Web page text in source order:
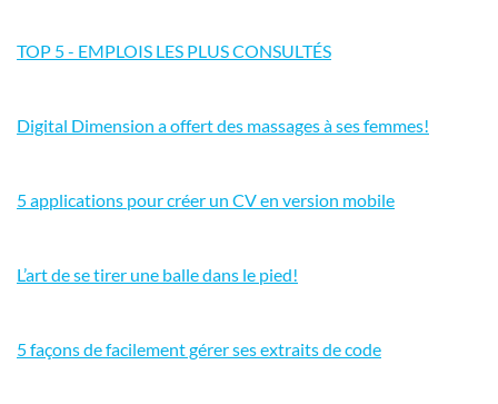
TOP 5 - EMPLOIS LES PLUS CONSULTÉS
Digital Dimension a offert des massages à ses femmes!
5 applications pour créer un CV en version mobile
L’art de se tirer une balle dans le pied!
5 façons de facilement gérer ses extraits de code